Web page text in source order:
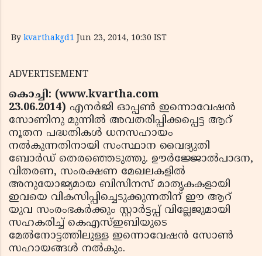
By kvarthakgd1 Jun 23, 2014, 10:30 IST
ADVERTISEMENT
കൊച്ചി: (www.kvartha.com
23.06.2014) എനര്‍ജി ഓപ്പണ്‍ ഇന്നൊവേഷന്‍
സോണിനു മുന്നില്‍ അവതരിപ്പിക്കപ്പെട്ട ആറ്
നൂതന പദ്ധതികള്‍ ധനസഹായം
നല്‍കുന്നതിനായി സംസ്ഥാന വൈദ്യുതി
ബോര്‍ഡ് തെരഞ്ഞെടുത്തു. ഊര്‍ജ്ജോല്‍പാദന,
വിതരണ, സംരക്ഷണ മേഖലകളില്‍
അനുയോജ്യമായ ബിസിനസ് മാതൃകകളായി
ഇവയെ വികസിപ്പിച്ചെടുക്കുന്നതിന് ഈ ആറ്
യുവ സംരംഭകര്‍ക്കും സ്റ്റാര്‍ട്ടപ്പ് വില്ലേജുമായി
സഹകരിച്ച് കെഎസ്ഇബിയുടെ
മേല്‍നോട്ടത്തിലുള്ള ഇന്നൊവേഷന്‍ സോണ്‍
സഹായങ്ങള്‍ നല്‍കും.